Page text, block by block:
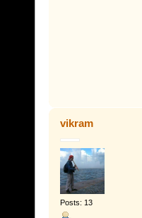
vikram
Posts: 13